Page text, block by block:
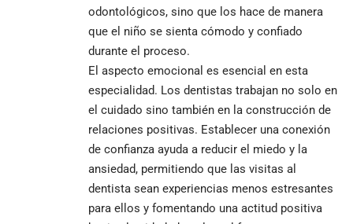
odontológicos, sino que los hace de manera
que el niño se sienta cómodo y confiado
durante el proceso.
El aspecto emocional es esencial en esta
especialidad. Los dentistas trabajan no solo en
el cuidado sino también en la construcción de
relaciones positivas. Establecer una conexión
de confianza ayuda a reducir el miedo y la
ansiedad, permitiendo que las visitas al
dentista sean experiencias menos estresantes
para ellos y fomentando una actitud positiva